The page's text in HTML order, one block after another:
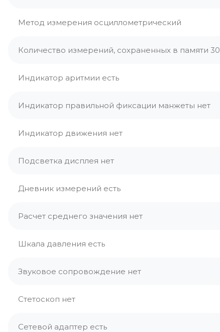
Метод измерения осциллометрический
Количество измерений, сохраненных в памяти 30
Индикатор аритмии есть
Индикатор правильной фиксации манжеты нет
Индикатор движения нет
Подсветка дисплея нет
Дневник измерений есть
Расчет среднего значения нет
Шкала давления есть
Звуковое сопровождение нет
Стетоскоп нет
Сетевой адаптер есть